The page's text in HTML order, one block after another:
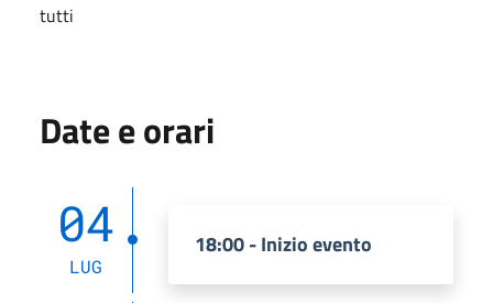
tutti
Date e orari
04
LUG
18:00 - Inizio evento